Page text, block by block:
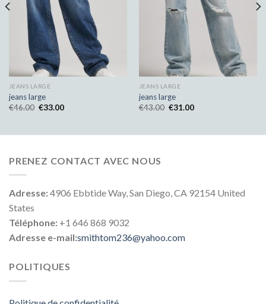
JEANS LARGE
jeans large
€46.00 €33.00
JEANS LARGE
jeans large
€43.00 €31.00
PRENEZ CONTACT AVEC NOUS
Adresse:4906 Ebbtide Way, San Diego, CA 92154 United
States
Téléphone: +1 646 868 9032
Adresse e-mail:smithtom236@yahoo.com
POLITIQUES